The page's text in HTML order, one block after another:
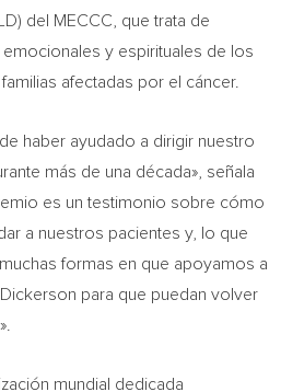
del MECCC, que trata de
y espirituales de los
afectadas por el cáncer.
haber ayudado a dirigir nuestro
más de una década», señala
es un testimonio sobre cómo
a nuestros pacientes y, lo que
formas en que apoyamos a
para que puedan volver
mundial dedicada